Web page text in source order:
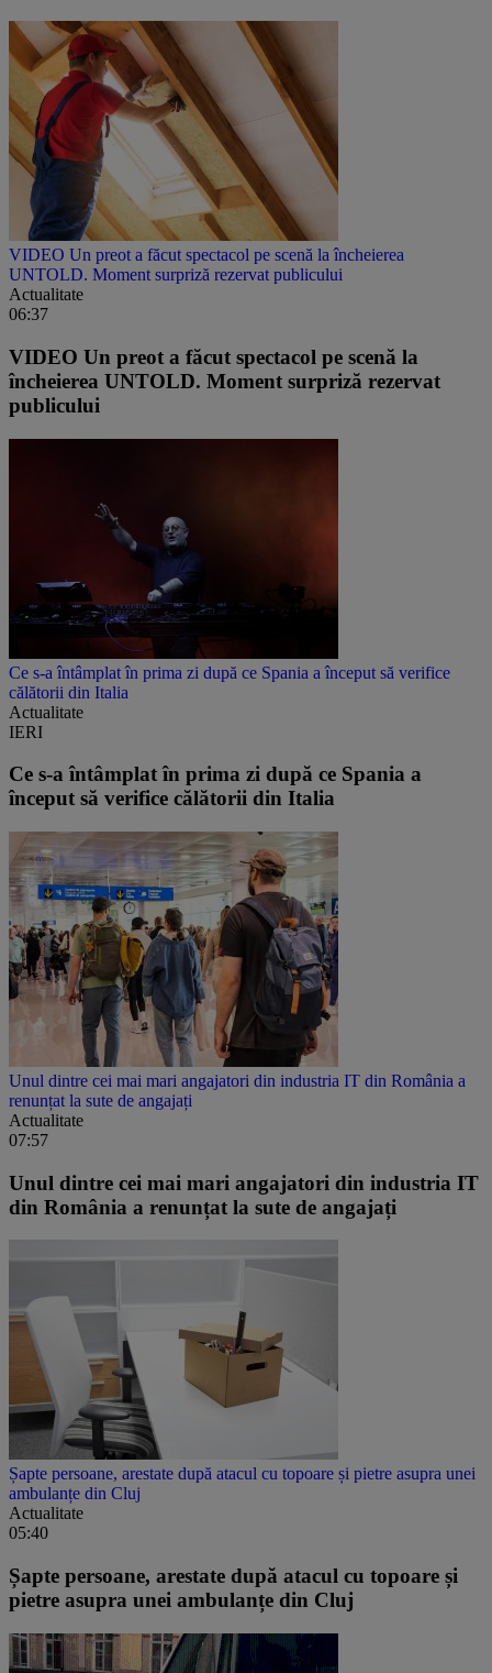
VIDEO Un preot a făcut spectacol pe scenă la încheierea
UNTOLD. Moment surpriză rezervat publicului
Actualitate
06:37
VIDEO Un preot a făcut spectacol pe scenă la
încheierea UNTOLD. Moment surpriză rezervat
publicului
Ce s-a întâmplat în prima zi după ce Spania a început să verifice
călătorii din Italia
Actualitate
IERI
Ce s-a întâmplat în prima zi după ce Spania a
început să verifice călătorii din Italia
Unul dintre cei mai mari angajatori din industria IT din România a
renunțat la sute de angajați
Actualitate
07:57
Unul dintre cei mai mari angajatori din industria IT
din România a renunțat la sute de angajați
Șapte persoane, arestate după atacul cu topoare și pietre asupra unei
ambulanțe din Cluj
Actualitate
05:40
Șapte persoane, arestate după atacul cu topoare și
pietre asupra unei ambulanțe din Cluj